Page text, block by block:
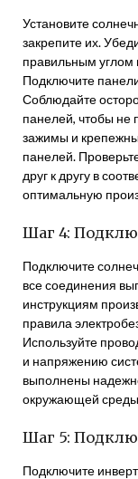
Установите
закрепите их.
правильным углом
Подключите панели
Соблюдайте
панелей, чтобы не
зажимы и
панелей.
друг к другу в
оптимальную
Шаг 4:
Подключите
все соединения
инструкциям
правила
Используйте
и напряжению
выполнены
окружающей
Шаг 5:
Подключите